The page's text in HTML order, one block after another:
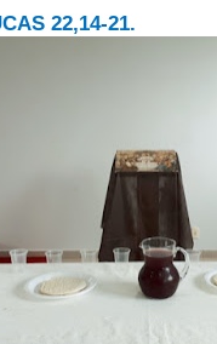
22,14-21.